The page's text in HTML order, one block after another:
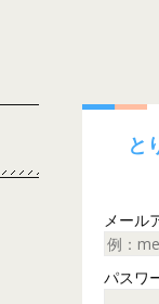
と
メール
パスワ